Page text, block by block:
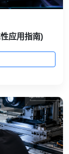
应用指南)